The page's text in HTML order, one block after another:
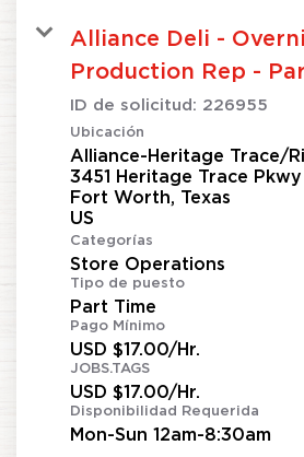
Alliance Deli -
Production Rep -
ID de solicitud: 226955
Ubicación
Alliance-Heritage Trace/
3451 Heritage Trace Pkwy
Fort Worth, Texas
Categorías
Store Operations
Tipo de puesto
Part Time
Pago Mínimo
USD $17.00/Hr.
JOBS.TAGS
USD $17.00/Hr.
Disponibilidad Requerida
Mon-Sun 12am-8:30am